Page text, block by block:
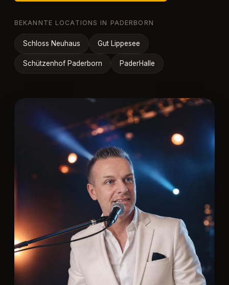
BEKANNTE LOCATIONS IN PADERBORN
Schloss Neuhaus Gut Lippesee
Schützenhof Paderborn PaderHalle